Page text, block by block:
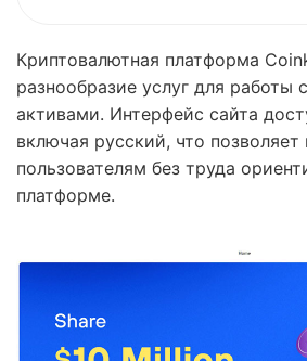
Криптовалютная платформа
разнообразие услуг для
активами. Интерфейс сайта
включая русский, что
пользователям без труда
платформе.